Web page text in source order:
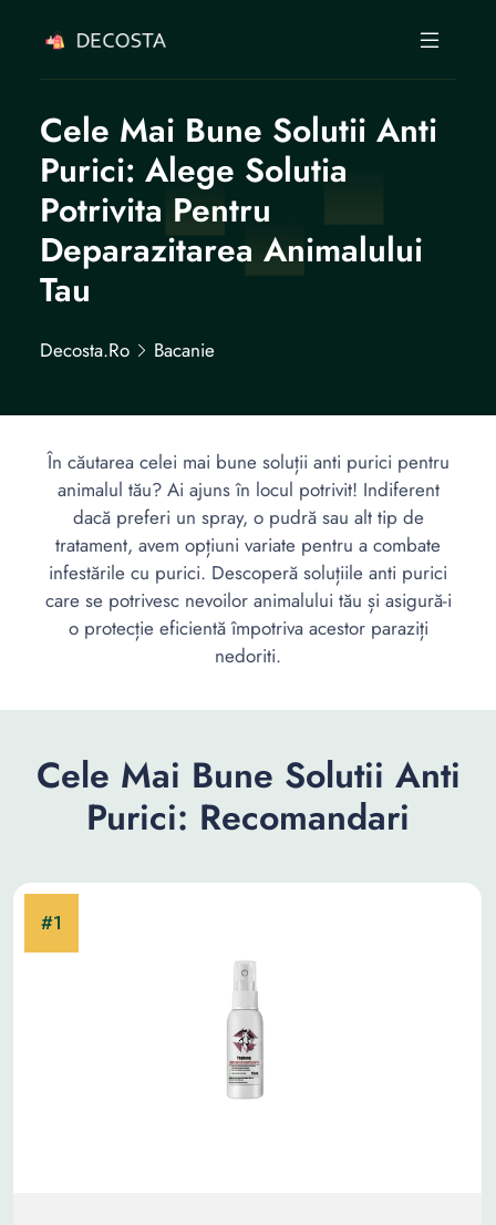
Cele Mai Bune Solutii Anti
Purici: Alege Solutia
Potrivita Pentru
Deparazitarea Animalului
Tau
Decosta.ro Bacanie
În căutarea celei mai bune soluții anti purici pentru
animalul tău? Ai ajuns în locul potrivit! Indiferent
dacă preferi un spray, o pudră sau alt tip de
tratament, avem opțiuni variate pentru a combate
infestările cu purici. Descoperă soluțiile anti purici
care se potrivesc nevoilor animalului tău și asigură-i
o protecție eficientă împotriva acestor paraziți
nedoriti.
Cele Mai Bune Solutii Anti
Purici: Recomandari